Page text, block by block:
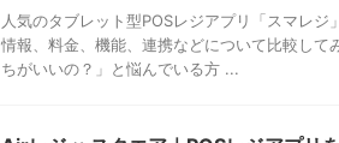
人気のタブレット型POSレジアプリ「スマレ
情報、料金、機能、連携などについて比較して
ちがいいの？」と悩んでいる方 ...